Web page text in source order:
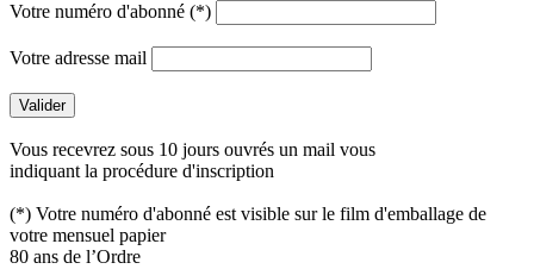
Votre numéro d'abonné (*)
Votre adresse mail
Vous recevrez sous 10 jours ouvrés un mail vous
indiquant la procédure d'inscription
(*) Votre numéro d'abonné est visible sur le film d'emballage de
votre mensuel papier
80 ans de l’Ordre